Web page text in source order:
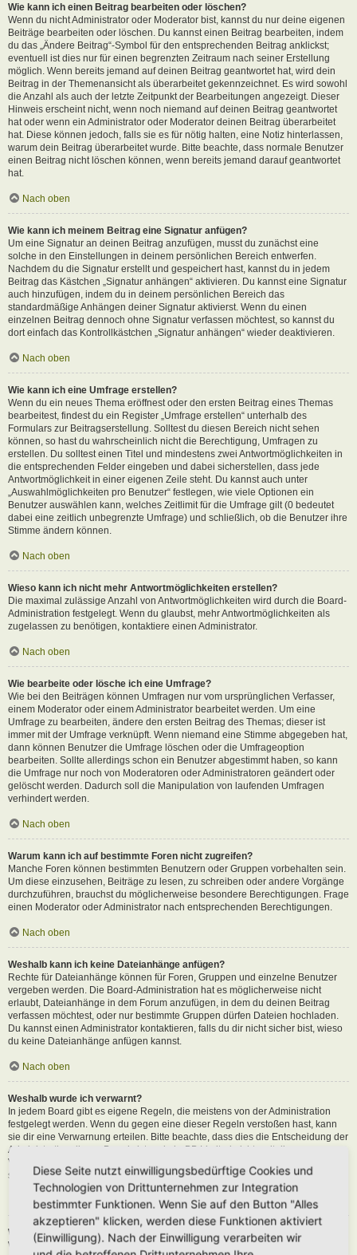
Wie kann ich einen Beitrag bearbeiten oder löschen?
Wenn du nicht Administrator oder Moderator bist, kannst du nur deine eigenen
Beiträge bearbeiten oder löschen. Du kannst einen Beitrag bearbeiten, indem
du das „Ändere Beitrag“-Symbol für den entsprechenden Beitrag anklickst;
eventuell ist dies nur für einen begrenzten Zeitraum nach seiner Erstellung
möglich. Wenn bereits jemand auf deinen Beitrag geantwortet hat, wird dein
Beitrag in der Themenansicht als überarbeitet gekennzeichnet. Es wird sowohl
die Anzahl als auch der letzte Zeitpunkt der Bearbeitungen angezeigt. Dieser
Hinweis erscheint nicht, wenn noch niemand auf deinen Beitrag geantwortet
hat oder wenn ein Administrator oder Moderator deinen Beitrag überarbeitet
hat. Diese können jedoch, falls sie es für nötig halten, eine Notiz hinterlassen,
warum dein Beitrag überarbeitet wurde. Bitte beachte, dass normale Benutzer
einen Beitrag nicht löschen können, wenn bereits jemand darauf geantwortet
hat.
Nach oben
Wie kann ich meinem Beitrag eine Signatur anfügen?
Um eine Signatur an deinen Beitrag anzufügen, musst du zunächst eine
solche in den Einstellungen in deinem persönlichen Bereich entwerfen.
Nachdem du die Signatur erstellt und gespeichert hast, kannst du in jedem
Beitrag das Kästchen „Signatur anhängen“ aktivieren. Du kannst eine Signatur
auch hinzufügen, indem du in deinem persönlichen Bereich das
standardmäßige Anhängen deiner Signatur aktivierst. Wenn du einen
einzelnen Beitrag dennoch ohne Signatur verfassen möchtest, so kannst du
dort einfach das Kontrollkästchen „Signatur anhängen“ wieder deaktivieren.
Nach oben
Wie kann ich eine Umfrage erstellen?
Wenn du ein neues Thema eröffnest oder den ersten Beitrag eines Themas
bearbeitest, findest du ein Register „Umfrage erstellen“ unterhalb des
Formulars zur Beitragserstellung. Solltest du diesen Bereich nicht sehen
können, so hast du wahrscheinlich nicht die Berechtigung, Umfragen zu
erstellen. Du solltest einen Titel und mindestens zwei Antwortmöglichkeiten in
die entsprechenden Felder eingeben und dabei sicherstellen, dass jede
Antwortmöglichkeit in einer eigenen Zeile steht. Du kannst auch unter
„Auswahlmöglichkeiten pro Benutzer“ festlegen, wie viele Optionen ein
Benutzer auswählen kann, welches Zeitlimit für die Umfrage gilt (0 bedeutet
dabei eine zeitlich unbegrenzte Umfrage) und schließlich, ob die Benutzer ihre
Stimme ändern können.
Nach oben
Wieso kann ich nicht mehr Antwortmöglichkeiten erstellen?
Die maximal zulässige Anzahl von Antwortmöglichkeiten wird durch die Board-
Administration festgelegt. Wenn du glaubst, mehr Antwortmöglichkeiten als
zugelassen zu benötigen, kontaktiere einen Administrator.
Nach oben
Wie bearbeite oder lösche ich eine Umfrage?
Wie bei den Beiträgen können Umfragen nur vom ursprünglichen Verfasser,
einem Moderator oder einem Administrator bearbeitet werden. Um eine
Umfrage zu bearbeiten, ändere den ersten Beitrag des Themas; dieser ist
immer mit der Umfrage verknüpft. Wenn niemand eine Stimme abgegeben hat,
dann können Benutzer die Umfrage löschen oder die Umfrageoption
bearbeiten. Sollte allerdings schon ein Benutzer abgestimmt haben, so kann
die Umfrage nur noch von Moderatoren oder Administratoren geändert oder
gelöscht werden. Dadurch soll die Manipulation von laufenden Umfragen
verhindert werden.
Nach oben
Warum kann ich auf bestimmte Foren nicht zugreifen?
Manche Foren können bestimmten Benutzern oder Gruppen vorbehalten sein.
Um diese einzusehen, Beiträge zu lesen, zu schreiben oder andere Vorgänge
durchzuführen, brauchst du möglicherweise besondere Berechtigungen. Frage
einen Moderator oder Administrator nach entsprechenden Berechtigungen.
Nach oben
Weshalb kann ich keine Dateianhänge anfügen?
Rechte für Dateianhänge können für Foren, Gruppen und einzelne Benutzer
vergeben werden. Die Board-Administration hat es möglicherweise nicht
erlaubt, Dateianhänge in dem Forum anzufügen, in dem du deinen Beitrag
verfassen möchtest, oder nur bestimmte Gruppen dürfen Dateien hochladen.
Du kannst einen Administrator kontaktieren, falls du dir nicht sicher bist, wieso
du keine Dateianhänge anfügen kannst.
Nach oben
Weshalb wurde ich verwarnt?
In jedem Board gibt es eigene Regeln, die meistens von der Administration
festgelegt werden. Wenn du gegen eine dieser Regeln verstoßen hast, kann
sie dir eine Verwarnung erteilen. Bitte beachte, dass dies die Entscheidung der
Administration dieses Boards ist und phpBB Limited nichts mit dieser
Verwarnung zu tun hat. Kontaktiere einen Administrator, sofern du die nicht
sicher bist, wieso du verwarnt wurdest.
Nach oben
Wie kann ich Beiträge den Moderatoren melden?
Wenn ein Administrator die entsprechenden Berechtigungen vergeben hat,
Diese Seite nutzt einwilligungsbedürftige Cookies und
Technologien von Drittunternehmen zur Integration
bestimmter Funktionen. Wenn Sie auf den Button "Alles
akzeptieren" klicken, werden diese Funktionen aktiviert
(Einwilligung). Nach der Einwilligung verarbeiten wir